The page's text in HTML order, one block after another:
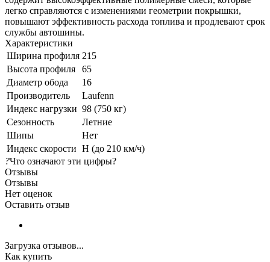
легко справляются с изменениями геометрии покрышки,
повышают эффективность расхода топлива и продлевают срок
службы автошины.
Характеристики
Ширина профиля 215
Высота профиля
65
Диаметр обода
16
Производитель
Laufenn
Индекс нагрузки 98 (750 кг)
Сезонность
Летние
Шипы
Нет
Индекс скорости H (до 210 км/ч)
?Что означают эти цифры?
Отзывы
Отзывы
Нет оценок
Оставить отзыв
Загрузка отзывов...
Как купить